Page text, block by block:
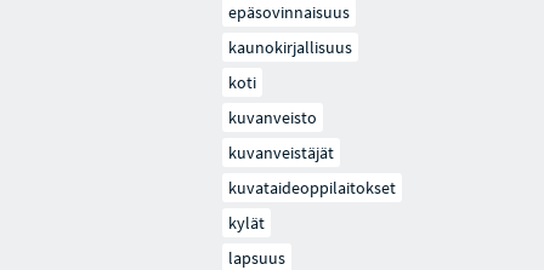
epäsovinnaisuus
kaunokirjallisuus
koti
kuvanveisto
kuvanveistäjät
kuvataideoppilaitokset
kylät
lapsuus